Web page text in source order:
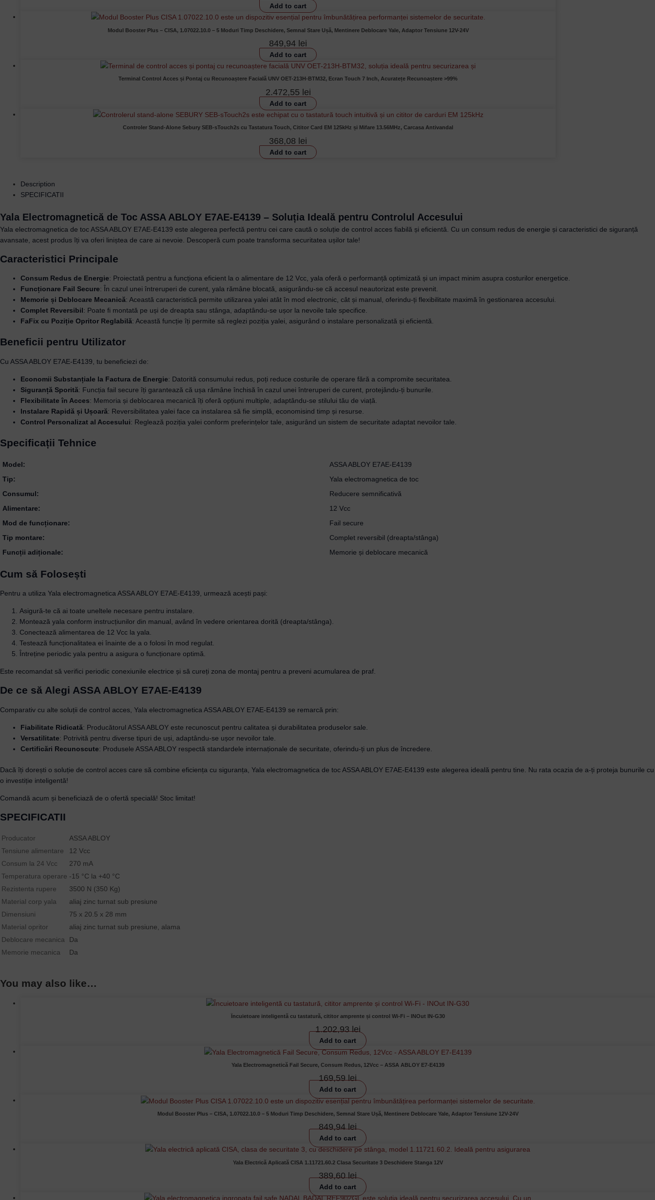
Add to cart
Modul Booster Plus – CISA, 1.07022.10.0 – 5 Moduri Timp Deschidere, Semnal Stare Ușă, Mentinere Deblocare Yale, Adaptor Tensiune 12V-24V
849,94 lei
Add to cart
Terminal Control Acces și Pontaj cu Recunoaștere Facială UNV OET-213H-BTM32, Ecran Touch 7 Inch, Acuratețe Recunoaștere >99%
2.472,55 lei
Add to cart
Controler Stand-Alone Sebury SEB-sTouch2s cu Tastatura Touch, Cititor Card EM 125kHz și Mifare 13.56MHz, Carcasa Antivandal
368,08 lei
Add to cart
Description
SPECIFICATII
Yala Electromagnetică de Toc ASSA ABLOY E7AE-E4139 – Soluția Ideală pentru Controlul Accesului
Yala electromagnetica de toc ASSA ABLOY E7AE-E4139 este alegerea perfectă pentru cei care caută o soluție de control acces fiabilă și eficientă. Cu un consum redus de energie și caracteristici de siguranță
avansate, acest produs îți va oferi liniștea de care ai nevoie. Descoperă cum poate transforma securitatea ușilor tale!
Caracteristici Principale
Consum Redus de Energie: Proiectată pentru a funcționa eficient la o alimentare de 12 Vcc, yala oferă o performanță optimizată și un impact minim asupra costurilor energetice.
Funcționare Fail Secure: În cazul unei întreruperi de curent, yala rămâne blocată, asigurându-se că accesul neautorizat este prevenit.
Memorie și Deblocare Mecanică: Această caracteristică permite utilizarea yalei atât în mod electronic, cât și manual, oferindu-ți flexibilitate maximă în gestionarea accesului.
Complet Reversibil: Poate fi montată pe uși de dreapta sau stânga, adaptându-se ușor la nevoile tale specifice.
FaFix cu Poziție Opritor Reglabilă: Această funcție îți permite să reglezi poziția yalei, asigurând o instalare personalizată și eficientă.
Beneficii pentru Utilizator
Cu ASSA ABLOY E7AE-E4139, tu beneficiezi de:
Economii Substanțiale la Factura de Energie: Datorită consumului redus, poți reduce costurile de operare fără a compromite securitatea.
Siguranță Sporită: Funcția fail secure îți garantează că ușa rămâne închisă în cazul unei întreruperi de curent, protejându-ți bunurile.
Flexibilitate în Acces: Memoria și deblocarea mecanică îți oferă opțiuni multiple, adaptându-se stilului tău de viață.
Instalare Rapidă și Ușoară: Reversibilitatea yalei face ca instalarea să fie simplă, economisind timp și resurse.
Control Personalizat al Accesului: Reglează poziția yalei conform preferințelor tale, asigurând un sistem de securitate adaptat nevoilor tale.
Specificații Tehnice
Model:
ASSA ABLOY E7AE-E4139
Tip:
Yala electromagnetica de toc
Consumul:
Reducere semnificativă
Alimentare:
12 Vcc
Mod de funcționare:
Fail secure
Tip montare:
Complet reversibil (dreapta/stânga)
Funcții adiționale:
Memorie și deblocare mecanică
Cum să Folosești
Pentru a utiliza Yala electromagnetica ASSA ABLOY E7AE-E4139, urmează acești pași:
Asigură-te că ai toate uneltele necesare pentru instalare.
Montează yala conform instrucțiunilor din manual, având în vedere orientarea dorită (dreapta/stânga).
Conectează alimentarea de 12 Vcc la yala.
Testează funcționalitatea ei înainte de a o folosi în mod regulat.
Întreține periodic yala pentru a asigura o funcționare optimă.
Este recomandat să verifici periodic conexiunile electrice și să cureți zona de montaj pentru a preveni acumularea de praf.
De ce să Alegi ASSA ABLOY E7AE-E4139
Comparativ cu alte soluții de control acces, Yala electromagnetica ASSA ABLOY E7AE-E4139 se remarcă prin:
Fiabilitate Ridicată: Producătorul ASSA ABLOY este recunoscut pentru calitatea și durabilitatea produselor sale.
Versatilitate: Potrivită pentru diverse tipuri de uși, adaptându-se ușor nevoilor tale.
Certificări Recunoscute: Produsele ASSA ABLOY respectă standardele internaționale de securitate, oferindu-ți un plus de încredere.
Dacă îți dorești o soluție de control acces care să combine eficiența cu siguranța, Yala electromagnetica de toc ASSA ABLOY E7AE-E4139 este alegerea ideală pentru tine. Nu rata ocazia de a-ți proteja bunurile cu
o investiție inteligentă!
Comandă acum și beneficiază de o ofertă specială! Stoc limitat!
SPECIFICATII
Producator
ASSA ABLOY
Tensiune alimentare
12 Vcc
Consum la 24 Vcc
270 mA
Temperatura operare -15 °C la +40 °C
Rezistenta rupere
3500 N (350 Kg)
Material corp yala
aliaj zinc turnat sub presiune
Dimensiuni
75 x 20.5 x 28 mm
Material opritor
aliaj zinc turnat sub presiune, alama
Deblocare mecanica
Da
Memorie mecanica
Da
You may also like…
Încuietoare inteligentă cu tastatură, cititor amprente și control Wi-Fi – INOut IN-G30
1.202,93lei
Add to cart
Yala Electromagnetică Fail Secure, Consum Redus, 12Vcc – ASSA ABLOY E7-E4139
169,59lei
Add to cart
Modul Booster Plus – CISA, 1.07022.10.0 – 5 Moduri Timp Deschidere, Semnal Stare Ușă, Mentinere Deblocare Yale, Adaptor Tensiune 12V-24V
849,94lei
Add to cart
Yala Electrică Aplicată CISA 1.11721.60.2 Clasa Securitate 3 Deschidere Stanga 12V
389,60lei
Add to cart
Lost your password?